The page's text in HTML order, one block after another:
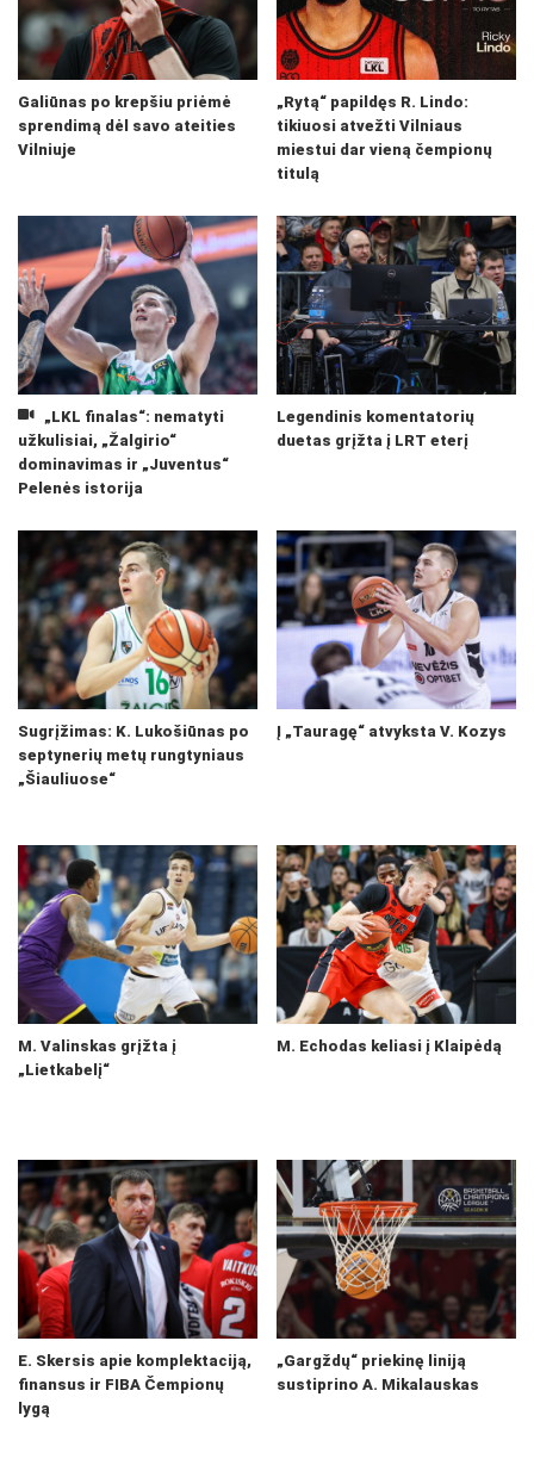
Galiūnas po krepšiu priėmė
sprendimą dėl savo ateities
Vilniuje
„Rytą“ papildęs R. Lindo:
tikiuosi atvežti Vilniaus
miestui dar vieną čempionų
titulą
„LKL finalas“: nematyti
užkulisiai, „Žalgirio“
dominavimas ir „Juventus“
Pelenės istorija
Legendinis komentatorių
duetas grįžta į LRT eterį
Sugrįžimas: K. Lukošiūnas po
septynerių metų rungtyniaus
„Šiauliuose“
Į „Tauragę“ atvyksta V. Kozys
M. Valinskas grįžta į
„Lietkabelį“
M. Echodas keliasi į Klaipėdą
E. Skersis apie komplektaciją,
finansus ir FIBA Čempionų
lygą
„Gargždų“ priekinę liniją
sustiprino A. Mikalauskas